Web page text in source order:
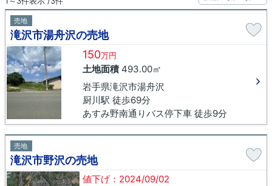
売地
滝沢市湯舟沢の売地
150万円
土地面積493.00㎡
岩手県滝沢市湯舟沢
厨川駅 徒歩69分
あすみ野南通りバス停下車 徒歩9分
売地
滝沢市野沢の売地
値下げ：2024/09/02